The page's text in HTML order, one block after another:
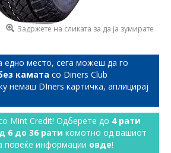
Задржете на сликата за да ја зумирате
едно место, сега можеш да го
камата со Diners Club
немаш DIners картичка, аплицирај
Mint Credit! Одберете до 4 рати
6 до 36 рати комотно од вашиот
повеќе информации овде!